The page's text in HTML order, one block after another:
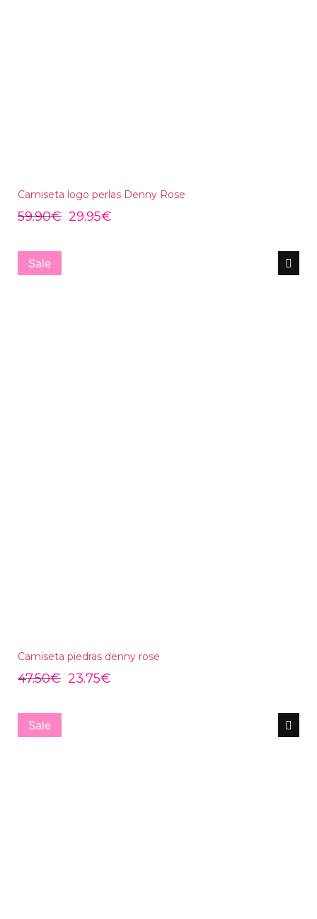
Camiseta logo perlas Denny Rose
59.90€ 29.95€
Sale
Camiseta piedras denny rose
47.50€ 23.75€
Sale